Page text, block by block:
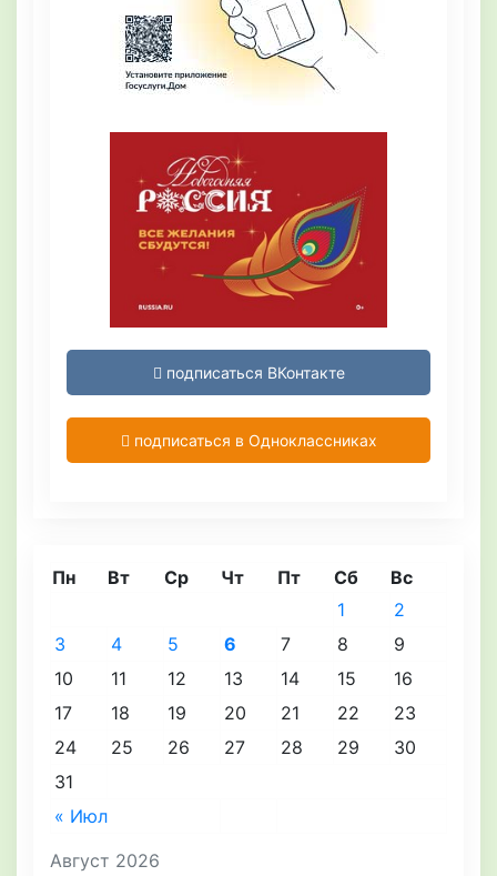
подписаться ВКонтакте
подписаться в Одноклассниках
Август 2026
Пн Вт Ср Чт Пт Сб Вс
« Июл
1
2
3
4 5 6 7 8
9
10
11 12 13 14 15
16
17
18 19 20 21 22
23
24
25 26 27 28 29
30
31